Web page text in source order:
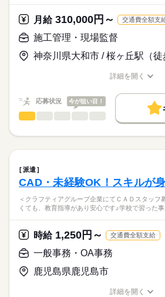
活かせるスキル
Word
Excel
ォローしていただける環境があるのでサ
です。
お仕事の特徴
募集条件
交通費
勤務地固定 履歴書不要
働き方・環境
大手企業
ブランクOK 社会保険制度
禁煙・分煙
駅5分以内
活かせるスキル
Excel
時間外5時間以内/月
・その他派遣先指定日
応募する
月給310,000円～ 交通費全額支
施工管理・現場監督
神奈川県大和市 / 桜ヶ丘駅（徒
多い年齢層 低い
仕事の仕方 ひとりで
職場の様子 しずか
＜長期で安定的に働ける！＞残業が少な
ライフバランスも抜群！
施工管理・現場監督
建てる際の手続きに必要な、書類作成や
す。
現場に行ったりする日もあれば、事務所
あります。
【具体的な作業】
・書類の作成・準備（建設の許可申請など
・各種申込の受付・データ入力
・ファイリングや簡単な事務作業
・現場での通信試験（高いところには上り
・現場での写真撮影
最初は「難しそう…」と思うかもしれませ
応募資格
・外での仕事が嫌でない方
・コミュニケーション能力がある方
≪歓迎≫
携帯キャリアの基地局関連の仕事をした
詳細を開く
応募状況 今が狙い目！
派遣
CAD・未経験OK！スキルが
＜クラフティアグループ企業にてＣＡＤスタッフ
くても、教育指導があり安心です♪学校で習った
時給1,250円～ 交通費全額支給
一般事務・OA事務
鹿児島県鹿児島市
詳細を開く